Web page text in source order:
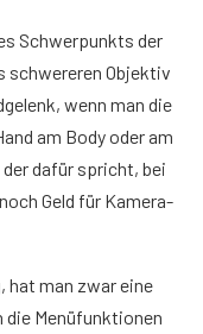
Schwerpunkts der
schwereren Objektiv
wenn man die
am Body oder am
dafür spricht, bei
Geld für Kamera-
hat man zwar eine
die Menüfunktionen